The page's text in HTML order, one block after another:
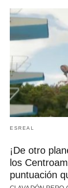
ESREAL
¡De otro
los
puntuación